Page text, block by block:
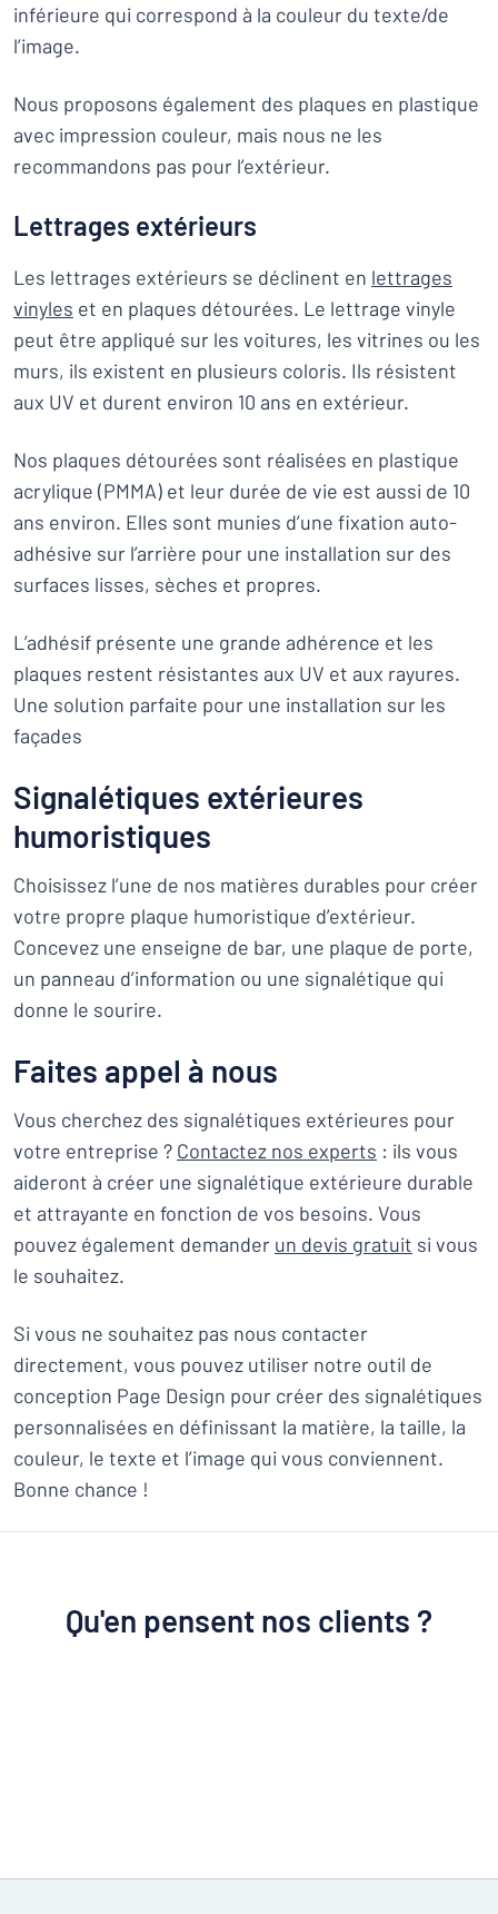
inférieure qui correspond à la couleur du texte/de
l’image.
Nous proposons également des plaques en plastique
avec impression couleur, mais nous ne les
recommandons pas pour l’extérieur.
Lettrages extérieurs
Les lettrages extérieurs se déclinent en lettrages
vinyles et en plaques détourées. Le lettrage vinyle
peut être appliqué sur les voitures, les vitrines ou les
murs, ils existent en plusieurs coloris. Ils résistent
aux UV et durent environ 10 ans en extérieur.
Nos plaques détourées sont réalisées en plastique
acrylique (PMMA) et leur durée de vie est aussi de 10
ans environ. Elles sont munies d’une fixation auto-
adhésive sur l’arrière pour une installation sur des
surfaces lisses, sèches et propres.
L’adhésif présente une grande adhérence et les
plaques restent résistantes aux UV et aux rayures.
Une solution parfaite pour une installation sur les
façades
Signalétiques extérieures
humoristiques
Choisissez l’une de nos matières durables pour créer
votre propre plaque humoristique d’extérieur.
Concevez une enseigne de bar, une plaque de porte,
un panneau d’information ou une signalétique qui
donne le sourire.
Faites appel à nous
Vous cherchez des signalétiques extérieures pour
votre entreprise ? Contactez nos experts : ils vous
aideront à créer une signalétique extérieure durable
et attrayante en fonction de vos besoins. Vous
pouvez également demander un devis gratuit si vous
le souhaitez.
Si vous ne souhaitez pas nous contacter
directement, vous pouvez utiliser notre outil de
conception Page Design pour créer des signalétiques
personnalisées en définissant la matière, la taille, la
couleur, le texte et l’image qui vous conviennent.
Bonne chance !
Qu'en pensent nos clients ?